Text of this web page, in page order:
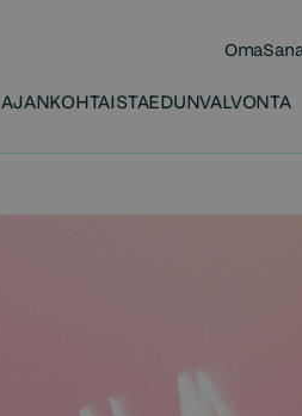
AJANKOHTAISTAEDUNVALVONTA